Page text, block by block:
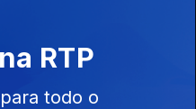
RTP
todo o